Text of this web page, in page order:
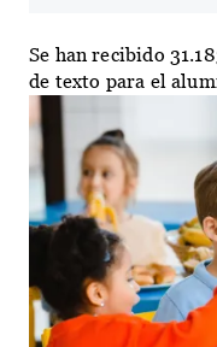
Se han recibido
de texto para el